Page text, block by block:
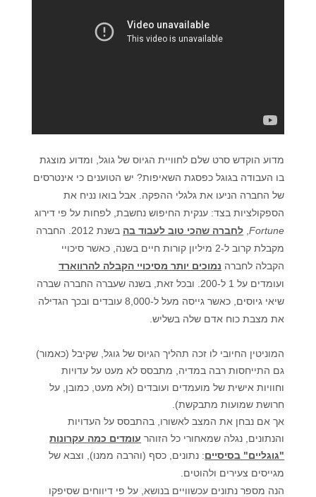
מדוע הוקדש סרט שלם לחוויית הגיוס של גוגל, ומדוע מוצגת
בו העבודה בגוגל כפסגת השאיפות? יש הטוענים כי אינטרסים
של החברה הניעו את גלגלי ההפקה. אבל בואו נניח את
הספקולציות בצד: ענקית החיפוש נחשבת, לפחות על פי דירוג
Fortune
, לחברה שהכי טוב לעבוד בה בשנת201
2.
החברה
מקבלת קרוב ל-2 מיליון קורות חיים בשנה, כאשר סיכויי
הקבלה לחברה נמוכים יותר מסיכויי הקבלה להרווארד
ועומדים על 1 ל-200. ובכל זאת, בשנה שעברה החברה שברה
שיאי גיוסים, כאשר גייסה מעל ל-8,000 עובדים ובכך הגדילה
את מצבת כוח אדם שלה בשליש.
המוניטין החיובי לו זכה תהליך הגיוס של גוגל, שקיבל (כאמור)
גם התייחסות רבה במדיה, מתבסס לא מעט על עדויות
וחוויות אישית של מועמדים ועובדים (ולא מעט, כמובן, על
חרושת שמועות מתבקשת).
אך אם נבחן את המצב לאשורו, בהתבסס על העדויות
והנתונים, נגלה שמאחורי כל הזוהר עומדים כמה עקרונות
"גוגליים" בסיסיים: נתונים, כסף (והרבה ממנו), וצבא של
מגייסים צעירים ולהוטים
הנה מספר נתונים עכשוויים בנושא, על פי דיווחים שסיפקו